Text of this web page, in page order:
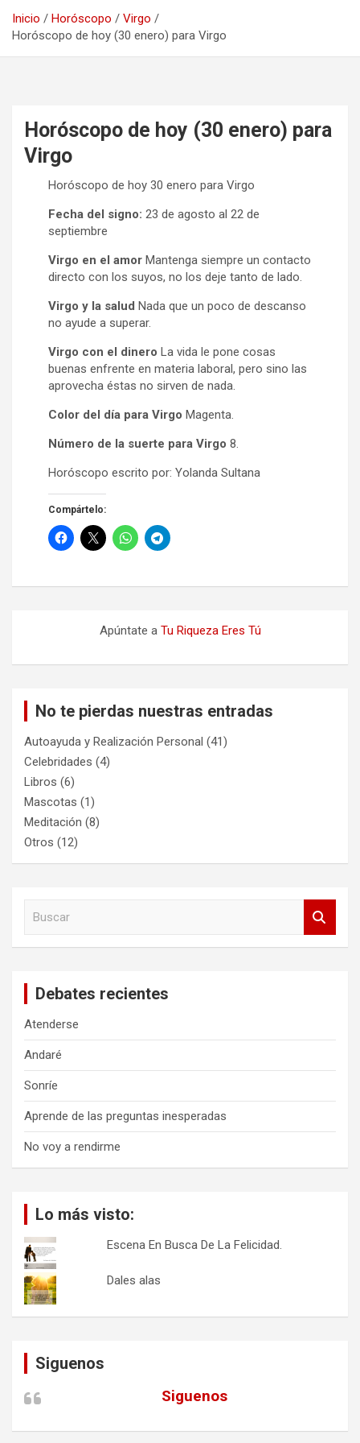
Inicio Horóscopo
Virgo
Horóscopo de hoy (30 enero) para Virgo
Horóscopo de hoy (30 enero) para
Virgo
Horóscopo de hoy 30 enero para Virgo
Fecha del signo: 23 de agosto al 22 de
septiembre
Virgo en el amor Mantenga siempre un contacto
directo con los suyos, no los deje tanto de lado.
Virgo y la salud Nada que un poco de descanso
no ayude a superar.
Virgo con el dinero La vida le pone cosas
buenas enfrente en materia laboral, pero sino las
aprovecha éstas no sirven de nada.
Color del día para Virgo Magenta.
Número de la suerte para Virgo 8.
Horóscopo escrito por: Yolanda Sultana
Compártelo:
Apúntate a Tu Riqueza Eres Tú
No te pierdas nuestras entradas
Autoayuda y Realización Personal (41)
Celebridades (4)
Libros (6)
Mascotas (1)
Meditación (8)
Otros (12)
Debates recientes
Atenderse
Andaré
Sonríe
Aprende de las preguntas inesperadas
No voy a rendirme
Lo más visto:
Escena En Busca De La Felicidad.
Dales alas
Siguenos
Siguenos